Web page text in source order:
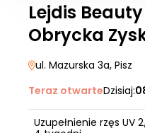
Lejdis
Obrycka
ul. Mazurska 3a, Pisz
Teraz otwarteDzisiaj:
Uzupełnienie rzęs UV